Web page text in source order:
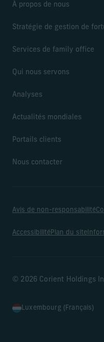
À propos de nous
Stratégie de gestion de
Services de family office
Qui nous servons
Analyses
Actualités mondiales
Portails clients
Nous contacter
Avis de non-responsabilité
AccessibilitéPlan du site
© 2026 Corient Holdings
Luxembourg (Français)